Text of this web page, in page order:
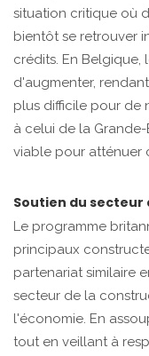
situation critique où
bientôt se retrouver
crédits. En
d'augmenter,
plus difficile pour de
à celui de la
viable pour atténuer
Soutien du
Le programme
principaux
partenariat similaire
secteur de la
l'économie. En
tout en veillant à